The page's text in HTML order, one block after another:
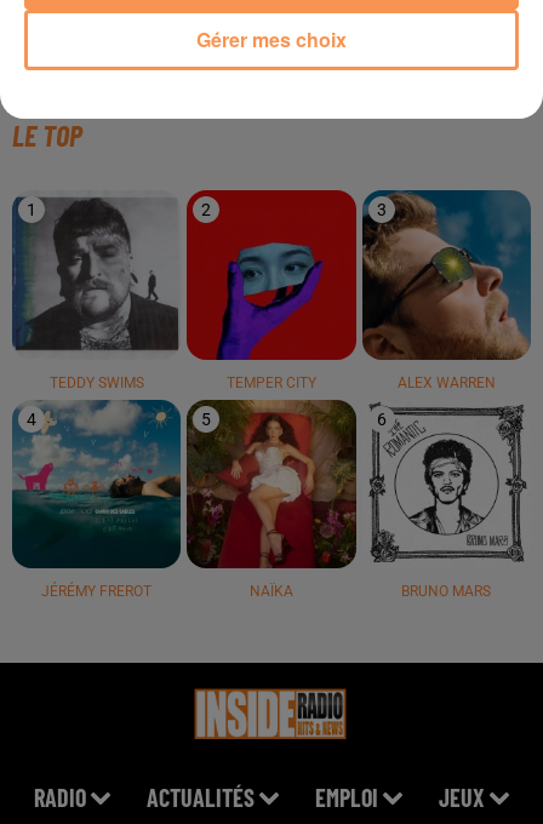
Take Me Away
Bring Your Love
LE TOP
1
TEDDY SWIMS
2
TEMPER CITY
3
ALEX WARREN
4
JÉRÉMY FREROT
5
NAÏKA
6
BRUNO MARS
RADIO ACTUALITÉS EMPLOI JEUX
Gérer mes choix